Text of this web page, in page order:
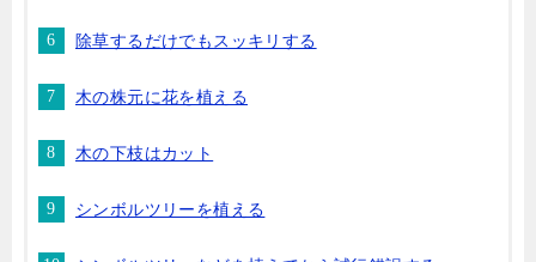
除草するだけでもスッキリする
木の株元に花を植える
木の下枝はカット
シンボルツリーを植える